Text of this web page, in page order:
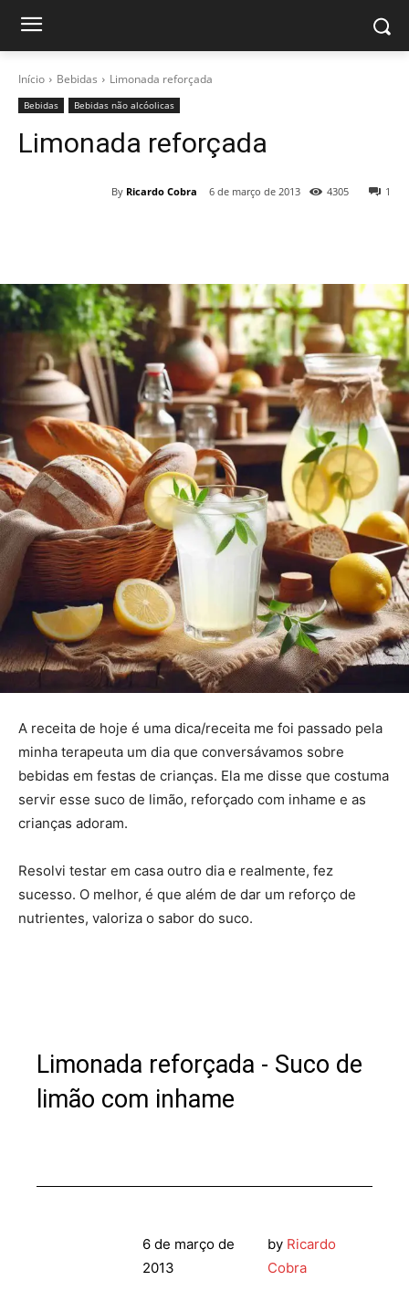
Início Bebidas Limonada reforçada
Bebidas Bebidas não alcóolicas
Limonada reforçada
By Ricardo Cobra 6 de março de 2013 1
4305
A receita de hoje é uma dica/receita me foi passado pela
minha terapeuta um dia que conversávamos sobre
bebidas em festas de crianças. Ela me disse que costuma
servir esse suco de limão, reforçado com inhame e as
crianças adoram.
Resolvi testar em casa outro dia e realmente, fez
sucesso. O melhor, é que além de dar um reforço de
nutrientes, valoriza o sabor do suco.
Limonada reforçada - Suco de
limão com inhame
6 de março de
2013
by Ricardo
Cobra